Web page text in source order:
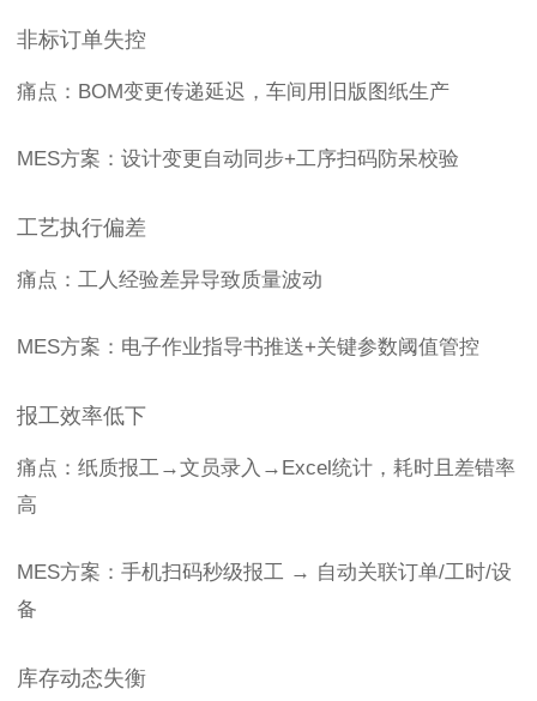
非标订单失控
痛点：BOM变更传递延迟，车间用旧版图纸生产
MES方案：设计变更自动同步+工序扫码防呆校验
工艺执行偏差
痛点：工人经验差异导致质量波动
MES方案：电子作业指导书推送+关键参数阈值管控
报工效率低下
痛点：纸质报工→文员录入→Excel统计，耗时且差错率
高
MES方案：手机扫码秒级报工 → 自动关联订单/工时/设
备
库存动态失衡